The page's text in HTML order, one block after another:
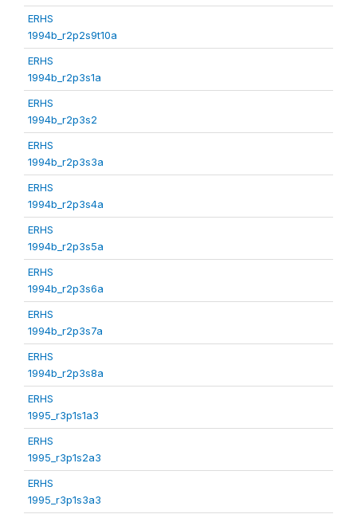
ERHS
1994b_r2p2s9t10a
ERHS
1994b_r2p3s1a
ERHS
1994b_r2p3s2
ERHS
1994b_r2p3s3a
ERHS
1994b_r2p3s4a
ERHS
1994b_r2p3s5a
ERHS
1994b_r2p3s6a
ERHS
1994b_r2p3s7a
ERHS
1994b_r2p3s8a
ERHS
1995_r3p1s1a3
ERHS
1995_r3p1s2a3
ERHS
1995_r3p1s3a3